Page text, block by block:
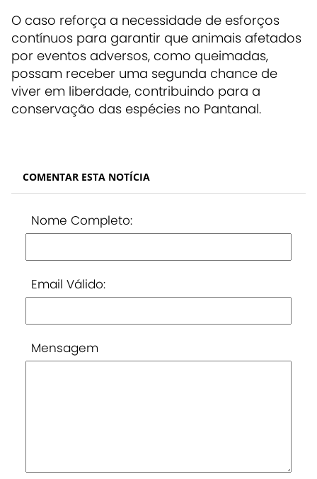
O caso reforça a necessidade de esforços
contínuos para garantir que animais afetados
por eventos adversos, como queimadas,
possam receber uma segunda chance de
viver em liberdade, contribuindo para a
conservação das espécies no Pantanal.
COMENTAR ESTA NOTÍCIA
Nome Completo:
Email Válido:
Mensagem